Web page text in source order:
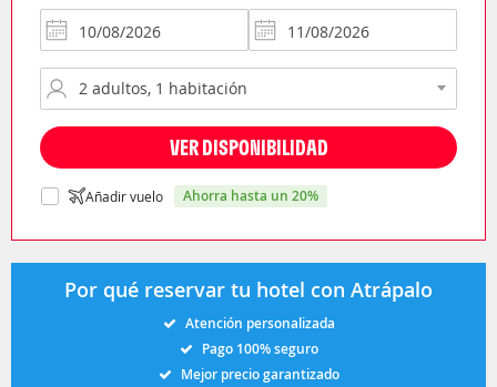
VER DISPONIBILIDAD
Añadir vuelo ahorra hasta un 20%
Por qué reservar tu hotel con Atrápalo
Atención personalizada
Pago 100% seguro
Mejor precio garantizado